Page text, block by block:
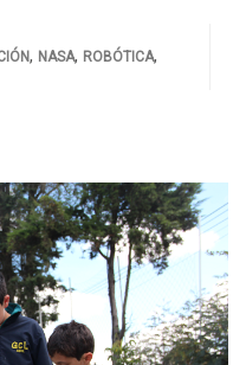
, NASA, ROBÓTICA,